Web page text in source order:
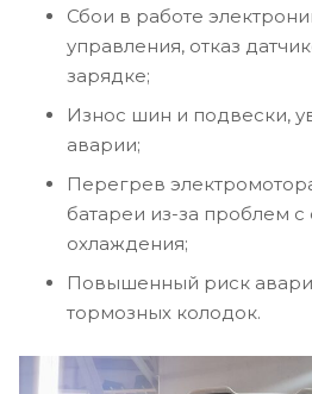
Сбои в работе
управления, отказ
зарядке;
Износ шин и подвески,
аварии;
Перегрев
батареи из-за проблем с
охлаждения;
Повышенный риск
тормозных колодок.